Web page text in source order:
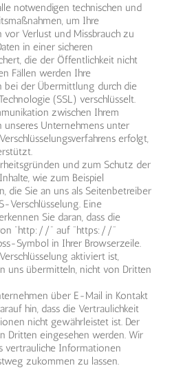
notwendigen technischen und
um Ihre
Verlust und Missbrauch zu
in einer sicheren
die der Öffentlichkeit nicht
Fällen werden Ihre
bei der Übermittlung durch die
(SSL) verschlüsselt.
zwischen Ihrem
Unternehmens unter
erfolgt,
und zum Schutz der
wie zum Beispiel
die Sie an uns als Seitenbetreiber
Verschlüsselung. Eine
Sie daran, dass die
“http://” auf “https://”
Symbol in Ihrer Browserzeile.
aktiviert ist,
uns übermitteln, nicht von Dritten
über E-Mail in Kontakt
hin, dass die Vertraulichkeit
nicht gewährleistet ist. Der
Dritten eingesehen werden. Wir
vertrauliche Informationen
zukommen zu lassen.